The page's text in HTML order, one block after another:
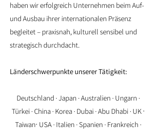
haben wir erfolgreich Unternehmen beim Auf-
und Ausbau ihrer internationalen Präsenz
begleitet – praxisnah, kulturell sensibel und
strategisch durchdacht.​
Länderschwerpunkte unserer Tätigkeit:
Deutschland · Japan · Australien · Ungarn ·
Türkei · China · Korea · Dubai · Abu Dhabi · UK ·
Taiwan· USA · Italien · Spanien · Frankreich ·